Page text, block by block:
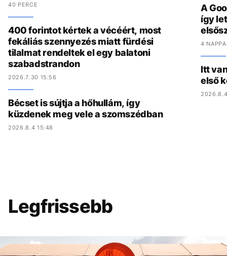
40 PERCE
400 forintot kértek a vécéért, most
fekáliás szennyezés miatt fürdési
tilalmat rendeltek el egy balatoni
szabadstrandon
2026.7.30 15:56
Bécset is sújtja a hőhullám, így
küzdenek meg vele a szomszédban
2026.8.4 15:48
A
így
4
Itt
első
Legfrissebb